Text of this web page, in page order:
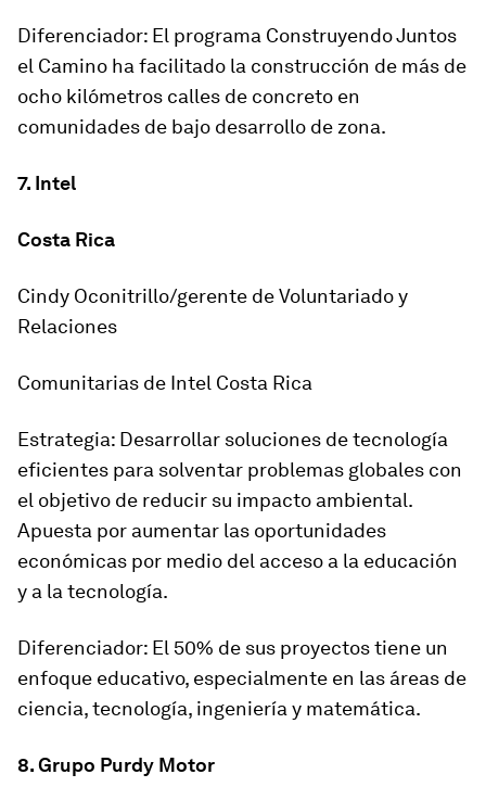
Diferenciador: El programa Construyendo Juntos
el Camino ha facilitado la construcción de más de
ocho kilómetros calles de concreto en
comunidades de bajo desarrollo de zona.
7. Intel
Costa Rica
Cindy Oconitrillo/gerente de Voluntariado y
Relaciones
Comunitarias de Intel Costa Rica
Estrategia: Desarrollar soluciones de tecnología
eficientes para solventar problemas globales con
el objetivo de reducir su impacto ambiental.
Apuesta por aumentar las oportunidades
económicas por medio del acceso a la educación
y a la tecnología.
Diferenciador: El 50% de sus proyectos tiene un
enfoque educativo, especialmente en las áreas de
ciencia, tecnología, ingeniería y matemática.
8. Grupo Purdy Motor